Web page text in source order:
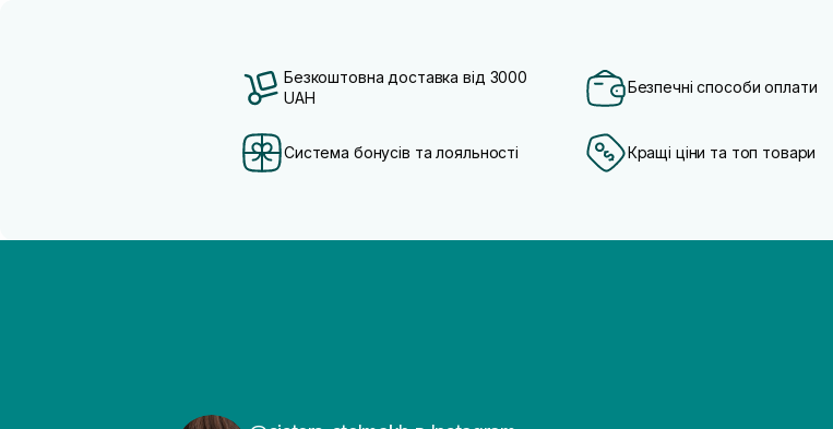
Безкоштовна доставка від 3000
UAH
Безпечні способи оплати
Система бонусів та лояльності Кращі ціни та топ товари